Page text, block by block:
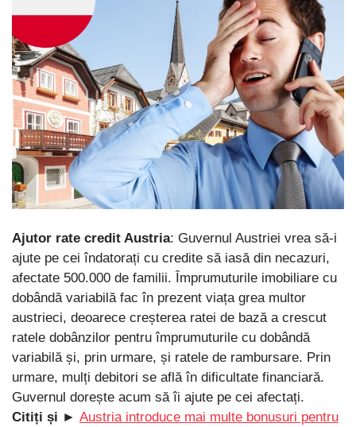
Ajutor rate credit Austria: Guvernul Austriei vrea să-i
ajute pe cei îndatorați cu credite să iasă din necazuri,
afectate 500.000 de familii.
Împrumuturile imobiliare cu
dobândă variabilă fac în prezent viața grea multor
austrieci, deoarece creșterea ratei de bază a crescut
ratele dobânzilor pentru împrumuturile cu dobândă
variabilă și, prin urmare, și ratele de rambursare. Prin
urmare, mulți debitori se află în dificultate financiară.
Guvernul dorește acum să îi ajute pe cei afectați.
Citiți și ► Austria introduce mai multe bonusuri pentru